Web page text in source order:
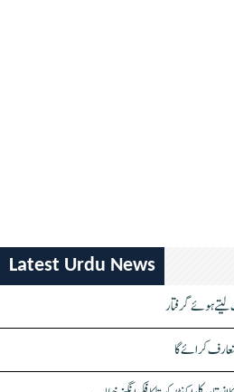
Latest Urdu News
کرائے گا